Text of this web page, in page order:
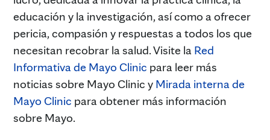
educación y la investigación, así como a ofrecer
pericia, compasión y respuestas a todos los que
necesitan recobrar la salud. Visite la Red
Informativa de Mayo Clinic para leer más
noticias sobre Mayo Clinic y Mirada interna de
Mayo Clinic para obtener más información
sobre Mayo.